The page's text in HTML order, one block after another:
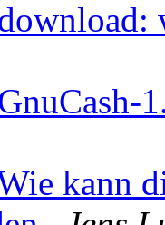
kann